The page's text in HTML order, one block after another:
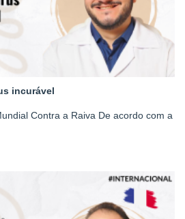
incurável
Contra a Raiva De acordo com a